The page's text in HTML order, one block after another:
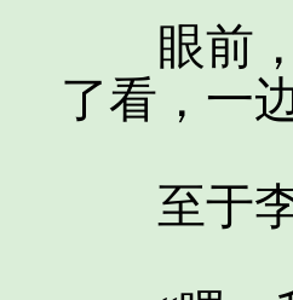
眼前，
了看，一
至于李